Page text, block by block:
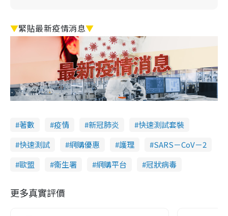
▼緊貼最新疫情消息▼
著數 疫情 新冠肺炎
快速測試套裝
快速測試
網購優惠 護理
SARS－CoV－2
歐盟
衞生署 網購平台 冠狀病毒
更多真實評價